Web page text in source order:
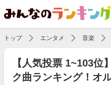
トップ エンタメ 音楽
【人気投票 1~103位
ク曲ランキング！オ